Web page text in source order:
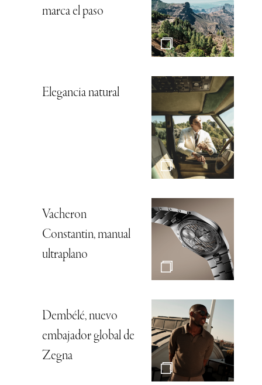
marca el paso
Elegancia natural
Vacheron
Constantin, manual
ultraplano
Dembélé, nuevo
embajador global de
Zegna